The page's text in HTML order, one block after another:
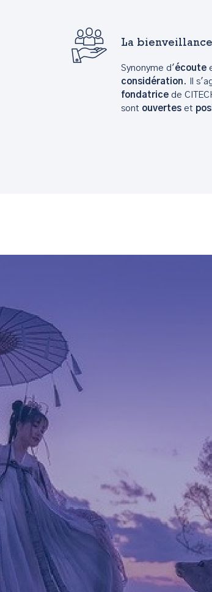
La bienveillance
Synonyme d' écoute
considération . Il
fondatrice de
sont ouvertes et